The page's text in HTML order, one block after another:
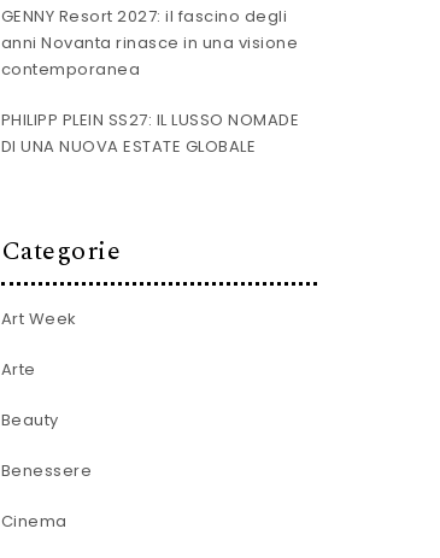
GENNY Resort 2027: il fascino degli
anni Novanta rinasce in una visione
contemporanea
PHILIPP PLEIN SS27: IL LUSSO NOMADE
DI UNA NUOVA ESTATE GLOBALE
Categorie
Art Week
Arte
Beauty
Benessere
Cinema